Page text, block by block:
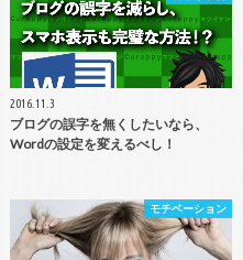
2016.11.3
ブログの誤字を無くしたいなら、
Wordの設定を変えるべし！
モチベーション